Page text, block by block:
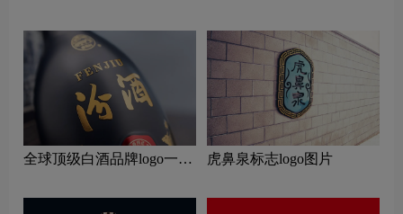
全球顶级白酒品牌logo一
虎鼻泉标志logo图片